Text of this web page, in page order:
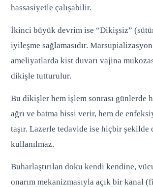
hassasiyetle çalışabilir.
İkinci büyük devrim ise “Dikişsiz”
iyileşme sağlamasıdır.
ameliyatlarda kist duvarı vajina
dikişle tutturulur.
Bu dikişler hem işlem sonrası günlerde
ağrı ve batma hissi verir, hem de
taşır. Lazerle tedavide ise hiçbir
kullanılmaz.
Buharlaştırılan doku kendi kendine,
onarım mekanizmasıyla açık bir kanal